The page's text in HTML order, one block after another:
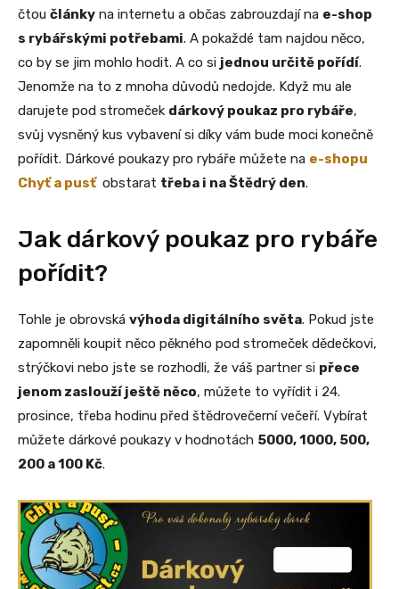
čtou články na internetu a občas zabrouzdají na e-shop
s rybářskými potřebami. A pokaždé tam najdou něco,
co by se jim mohlo hodit. A co si jednou určitě pořídí.
Jenomže na to z mnoha důvodů nedojde. Když mu ale
darujete pod stromeček dárkový poukaz pro rybáře,
svůj vysněný kus vybavení si díky vám bude moci konečně
pořídit. Dárkové poukazy pro rybáře můžete na e-shopu
Chyť a pusť obstarat třeba i na Štědrý den.
Jak dárkový poukaz pro rybáře
pořídit?
Tohle je obrovská výhoda digitálního světa. Pokud jste
zapomněli koupit něco pěkného pod stromeček dědečkovi,
strýčkovi nebo jste se rozhodli, že váš partner si přece
jenom zaslouží ještě něco, můžete to vyřídit i 24.
prosince, třeba hodinu před štědrovečerní večeří. Vybírat
můžete dárkové poukazy v hodnotách 5000, 1000, 500,
200 a 100 Kč.